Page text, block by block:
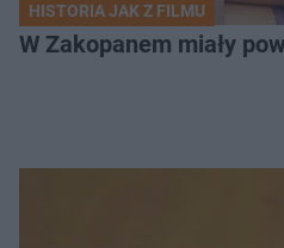
HISTORIA JAK Z FILMU
W Zakopanem miały